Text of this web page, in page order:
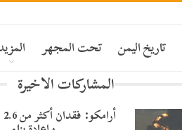
تاريخ اليمن تحت المجهر
المشاركات الاخيرة